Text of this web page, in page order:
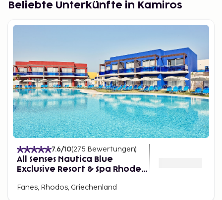
Beliebte Unterkünfte in Kamiros
7.6/10(275 Bewertungen)
All Senses Nautica Blue
Exclusive Resort & Spa Rhodes
Fanes, Rhodos, Griechenland